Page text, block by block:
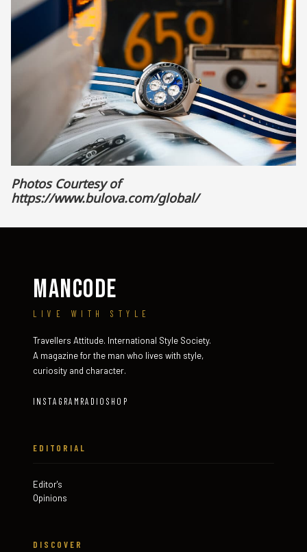
Photos Courtesy of
https://www.bulova.com/global/
MANCODE
LIVE WITH STYLE
Travellers Attitude. International Style Society.
A magazine for the man who lives with style,
curiosity and character.
INSTAGRAM RADIO SHOP
EDITORIAL
Editor's
Opinions
DISCOVER